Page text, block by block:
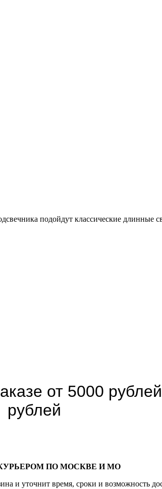
подойдут классические длинные
от 5000
рублей
ПО МОСКВЕ И МО
и уточнит время, сроки и возможность